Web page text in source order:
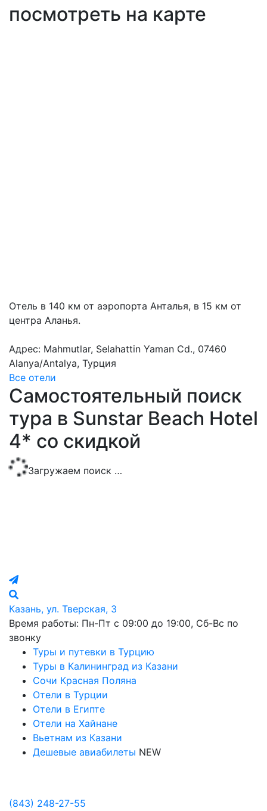
посмотреть на карте
Отель в 140 км от аэропорта Анталья, в 15 км от
центра Аланья.
Адрес: Mahmutlar, Selahattin Yaman Cd., 07460
Alanya/Antalya, Турция
Все отели
Самостоятельный поиск
тура в Sunstar Beach Hotel
4* со скидкой
Загружаем поиск …
Казань, ул. Тверская, 3
Время работы: Пн-Пт с 09:00 до 19:00, Сб-Вс по
звонку
Туры и путевки в Турцию
Туры в Калининград из Казани
Сочи Красная Поляна
Отели в Турции
Отели в Египте
Отели на Хайнане
Вьетнам из Казани
Дешевые авиабилеты NEW
(843) 248-27-55